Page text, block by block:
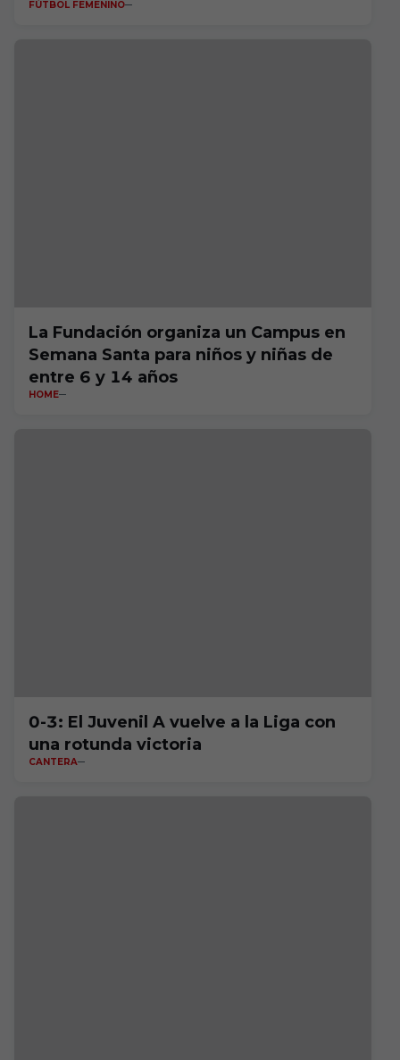
FÚTBOL FEMENINO
La Fundación organiza un Campus en
Semana Santa para niños y niñas de
entre 6 y 14 años
HOME
0-3: El Juvenil A vuelve a la Liga con
una rotunda victoria
CANTERA